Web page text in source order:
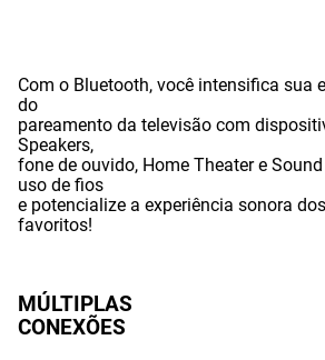
Com o Bluetooth, você intensifica sua
do
pareamento da televisão com
Speakers,
fone de ouvido, Home Theater e
uso de fios
e potencialize a experiência sonora
favoritos!
MÚLTIPLAS
CONEXÕES